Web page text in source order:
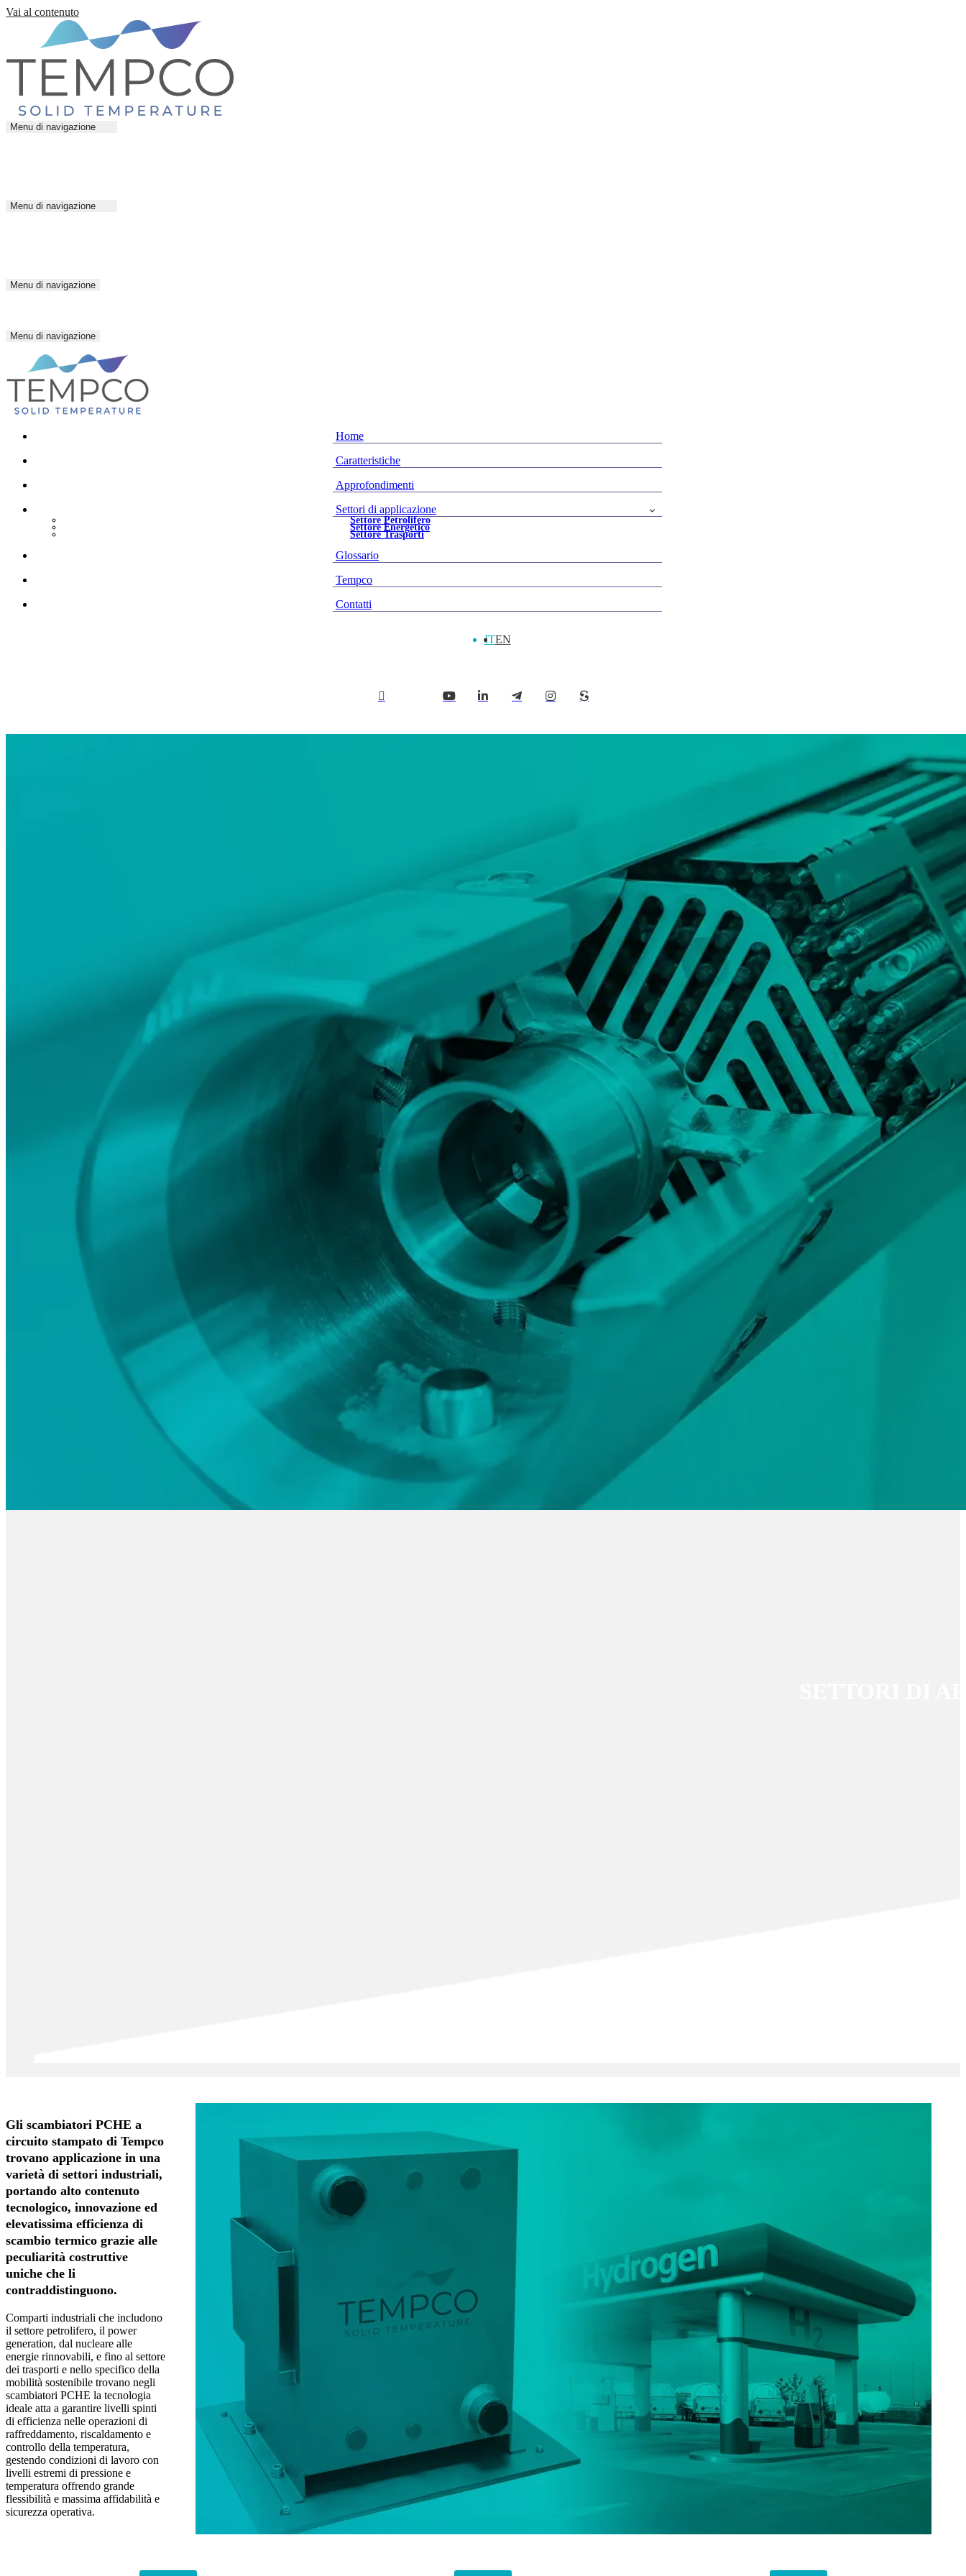
Vai al contenuto
Menu di navigazione
Menu di navigazione
Menu di navigazione
Menu di navigazione
Home
Caratteristiche
Approfondimenti
Settori di applicazione
Settore Petrolifero
Settore Energetico
Settore Trasporti
Glossario
Tempco
Contatti
ITEN
Gli scambiatori PCHE a
circuito stampato di Tempco
trovano applicazione in una
varietà di settori industriali,
portando alto contenuto
tecnologico, innovazione ed
elevatissima efficienza di
scambio termico grazie alle
peculiarità costruttive
uniche che li
contraddistinguono.
Comparti industriali che includono
il settore petrolifero, il power
generation, dal nucleare alle
energie rinnovabili, e fino al settore
dei trasporti e nello specifico della
mobilità sostenibile trovano negli
scambiatori PCHE la tecnologia
ideale atta a garantire livelli spinti
di efficienza nelle operazioni di
raffreddamento, riscaldamento e
controllo della temperatura,
gestendo condizioni di lavoro con
livelli estremi di pressione e
temperatura offrendo grande
flessibilità e massima affidabilità e
sicurezza operativa.